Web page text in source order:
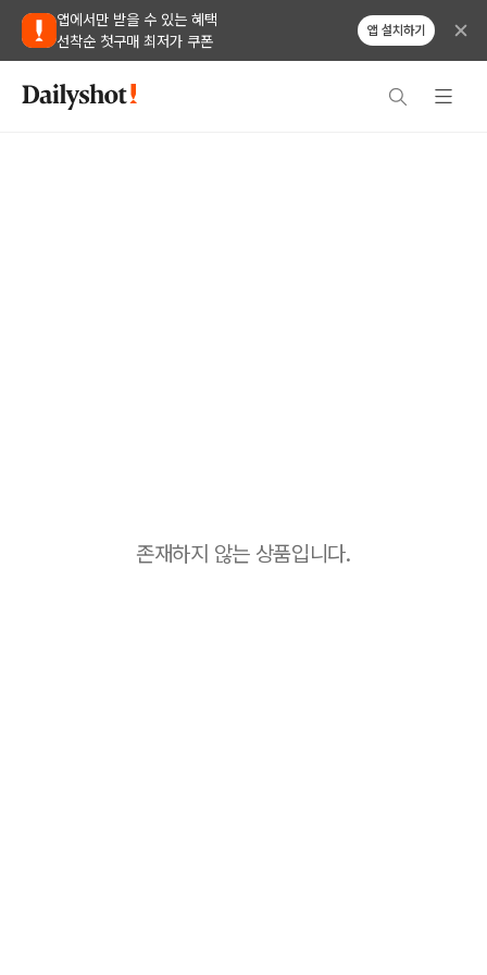
앱에서만 받을 수 있는 혜택
선착순 첫구매 최저가 쿠폰
앱 설치하기
존재하지 않는 상품입니다.